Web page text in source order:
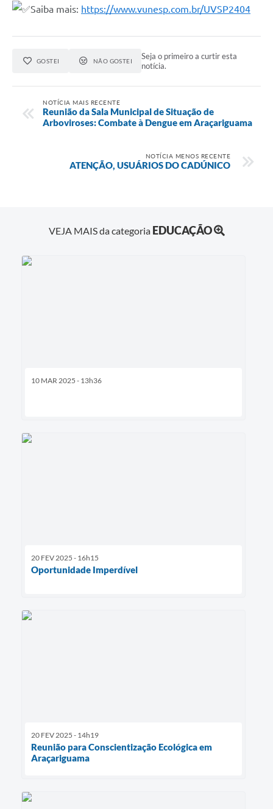
Saiba mais: https://www.vunesp.com.br/UVSP2404
GOSTEI NÃO GOSTEI
Seja o primeiro a curtir esta
notícia.
NOTÍCIA MAIS RECENTE
Reunião da Sala Municipal de Situação de
Arboviroses: Combate à Dengue em Araçariguama
NOTÍCIA MENOS RECENTE
ATENÇÃO, USUÁRIOS DO CADÚNICO
VEJA MAIS da categoria EDUCAÇÃO
10 MAR 2025 - 13h36
20 FEV 2025 - 16h15
Oportunidade Imperdível
20 FEV 2025 - 14h19
Reunião para Conscientização Ecológica em
Araçariguama